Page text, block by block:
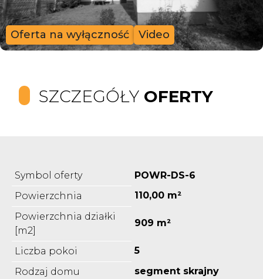
Oferta na wyłączność Video
SZCZEGÓŁY OFERTY
Symbol oferty
POWR-DS-6
Powierzchnia
110,00 m²
Powierzchnia działki
[m2]
909 m²
Liczba pokoi
5
Rodzaj domu
segment skrajny